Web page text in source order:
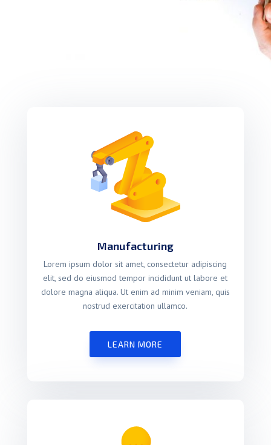
Manufacturing
Lorem ipsum dolor sit amet, consectetur adipiscing
elit, sed do eiusmod tempor incididunt ut labore et
dolore magna aliqua. Ut enim ad minim veniam, quis
nostrud exercitation ullamco.
LEARN MORE